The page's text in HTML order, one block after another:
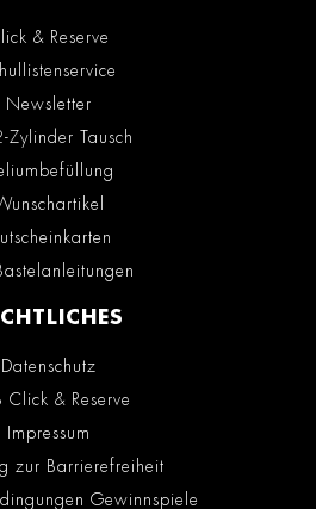
& Reserve
Newsletter
Zylinder Tausch
Datenschutz
Click & Reserve
Impressum
zur Barrierefreiheit
Gewinnspiele